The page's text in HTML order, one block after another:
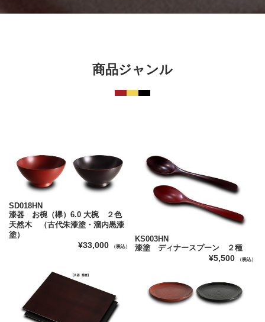
商品ジャンル
SD018HN
漆器 お椀（欅）6.0 大椀 ２色
天然木 （古代朱漆塗・溜内黒漆
塗）
¥33,000 （税込）
KS003HN
漆塗 ディナースプーン ２種
¥5,500 （税込）